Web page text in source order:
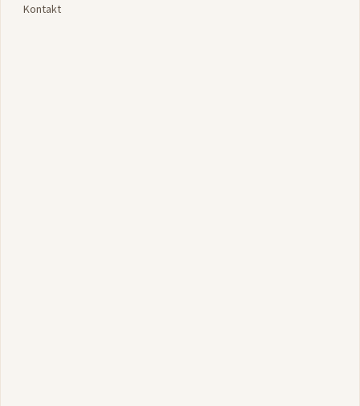
Kontakt